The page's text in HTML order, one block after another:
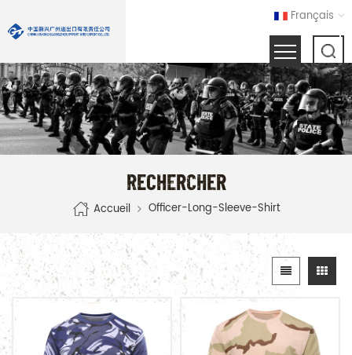
Français
RECHERCHER
Accueil Officer-Long-Sleeve-Shirt